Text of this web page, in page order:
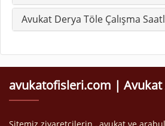
Avukat Derya Töle Çalışma
avukatofisleri.com | Avukat
Sitemiz ziyaretçilerin , avukat ve